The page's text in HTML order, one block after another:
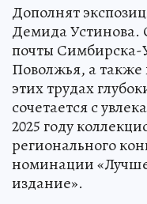
Дополнят
Демида
почты Симбирска-
Поволжья, а
этих трудах
сочетается с
2025 году
регионального
номинации
издание».